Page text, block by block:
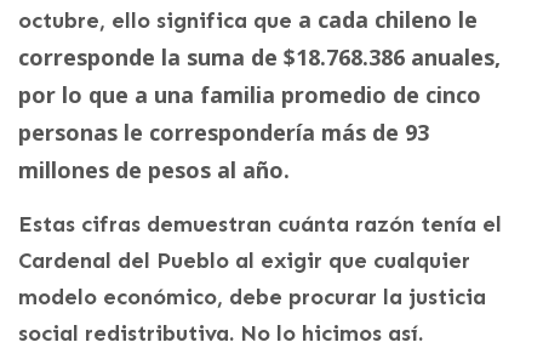
octubre, ello significa que a cada chileno le
corresponde la suma de $18.768.386 anuales,
por lo que a una familia promedio de cinco
personas le correspondería más de 93
millones de pesos al año.
Estas cifras demuestran cuánta razón tenía el
Cardenal del Pueblo al exigir que cualquier
modelo económico, debe procurar la justicia
social redistributiva. No lo hicimos así.